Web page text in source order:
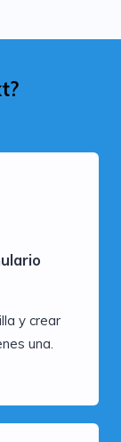
y crear
una.